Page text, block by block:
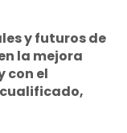
y futuros de
la mejora
con el